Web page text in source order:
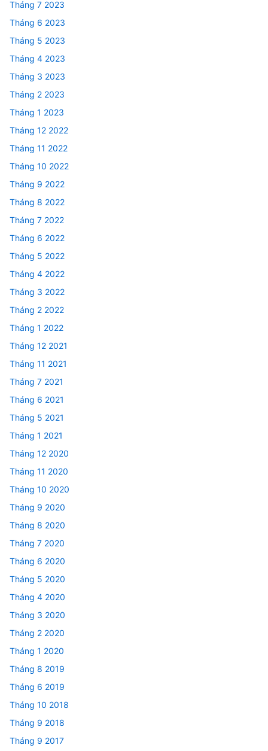
Tháng 7 2023
Tháng 6 2023
Tháng 5 2023
Tháng 4 2023
Tháng 3 2023
Tháng 2 2023
Tháng 1 2023
Tháng 12 2022
Tháng 11 2022
Tháng 10 2022
Tháng 9 2022
Tháng 8 2022
Tháng 7 2022
Tháng 6 2022
Tháng 5 2022
Tháng 4 2022
Tháng 3 2022
Tháng 2 2022
Tháng 1 2022
Tháng 12 2021
Tháng 11 2021
Tháng 7 2021
Tháng 6 2021
Tháng 5 2021
Tháng 1 2021
Tháng 12 2020
Tháng 11 2020
Tháng 10 2020
Tháng 9 2020
Tháng 8 2020
Tháng 7 2020
Tháng 6 2020
Tháng 5 2020
Tháng 4 2020
Tháng 3 2020
Tháng 2 2020
Tháng 1 2020
Tháng 8 2019
Tháng 6 2019
Tháng 10 2018
Tháng 9 2018
Tháng 9 2017